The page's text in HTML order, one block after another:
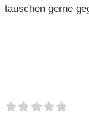
tauschen gerne